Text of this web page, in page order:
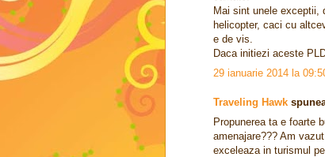
Mai sint unele exceptii,
helicopter, caci cu
e de vis.
Daca initiezi aceste
29 ianuarie 2014 la
Traveling Hawk
Propunerea ta e foarte
amenajare??? Am
exceleaza in turismul